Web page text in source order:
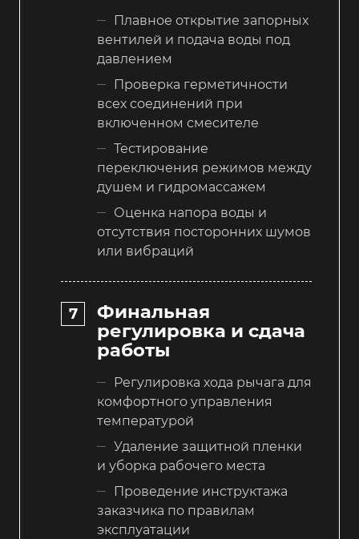
Плавное открытие запорных
вентилей и подача воды под
давлением
Проверка герметичности
всех соединений при
включенном смесителе
Тестирование
переключения режимов между
душем и гидромассажем
Оценка напора воды и
отсутствия посторонних шумов
или вибраций
Финальная
регулировка и сдача
работы
Регулировка хода рычага для
комфортного управления
температурой
Удаление защитной пленки
и уборка рабочего места
Проведение инструктажа
заказчика по правилам
эксплуатации